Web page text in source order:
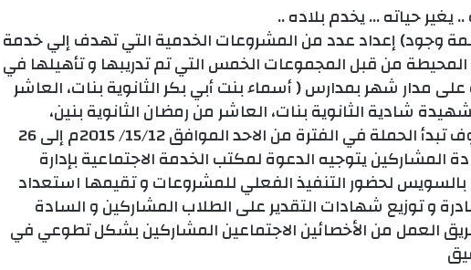
يغير حياته … يخدم بلاده ..
وجود) إعداد عدد من المشروعات الخدمية التي تهدف إلي خدمة
المحيطة من قبل المجموعات الخمس التي تم تدريبها و تأهيلها في
على مدار شهر بمدارس ( أسماء بنت أبي بكر الثانوية بنات، العاشر
شادية الثانوية بنات، العاشر من رمضان الثانوية بنين،
السلام الثانوية بنين) و سوف تبدأ الحملة في الفترة من الاحد الموافق 15/12/ 2015م إلى 26
المشاركين يتوجيه الدعوة لمكتب الخدمة الاجتماعية بإدارة
بالسويس لحضور التنفيذ الفعلي للمشروعات و تقيمها استعداد
و توزيع شهادات التقدير على الطلاب المشاركين و السادة
العمل من الأخصائين الاجتماعين المشاركين بشكل تطوعي في